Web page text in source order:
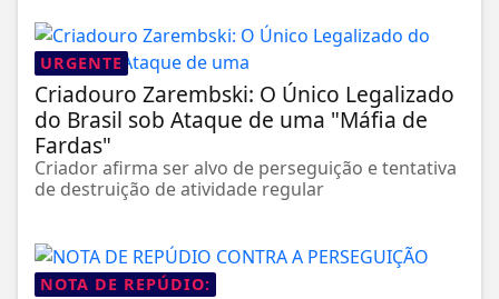
URGENTE
Criadouro Zarembski: O Único Legalizado
do Brasil sob Ataque de uma "Máfia de
Fardas"
Criador afirma ser alvo de perseguição e tentativa
de destruição de atividade regular
NOTA DE REPÚDIO: